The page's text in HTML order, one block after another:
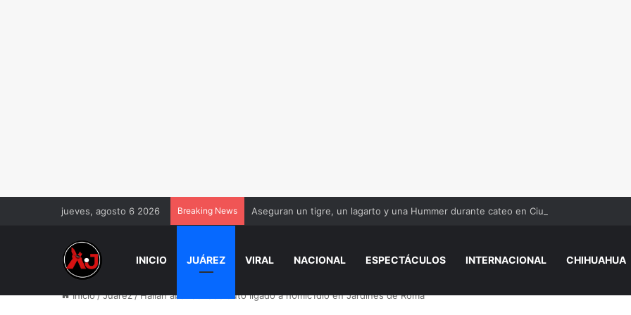
jueves, agosto 6 2026 Breaking News Aseguran un tigre, un lagarto y una Hummer durante cateo en Ciudad Juárez
INICIO JUÁREZ VIRAL NACIONAL ESPECTÁCULOS INTERNACIONAL CHIHUAHUA
Inicio/Juárez/Hallan abandonado auto ligado a h0mic1dio en Jardines de Roma